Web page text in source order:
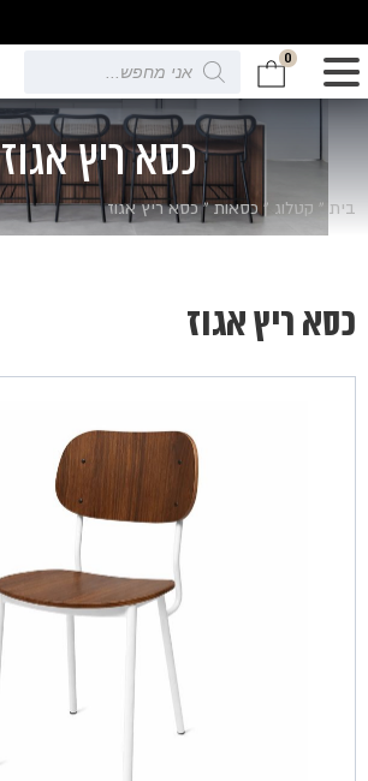
0
Products
search
כסא ריץ אגוז
בית » קטלוג » כסאות»כסא ריץ אגוז
כסא ריץ אגוז